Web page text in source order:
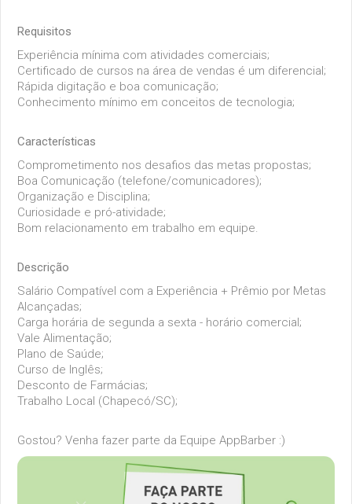
Requisitos
Experiência mínima com atividades comerciais;
Certificado de cursos na área de vendas é um diferencial;
Rápida digitação e boa comunicação;
Conhecimento mínimo em conceitos de tecnologia;
Características
Comprometimento nos desafios das metas propostas;
Boa Comunicação (telefone/comunicadores);
Organização e Disciplina;
Curiosidade e pró-atividade;
Bom relacionamento em trabalho em equipe.
Descrição
Salário Compatível com a Experiência + Prêmio por Metas
Alcançadas;
Carga horária de segunda a sexta - horário comercial;
Vale Alimentação;
Plano de Saúde;
Curso de Inglês;
Desconto de Farmácias;
Trabalho Local (Chapecó/SC);
Gostou? Venha fazer parte da Equipe AppBarber :)